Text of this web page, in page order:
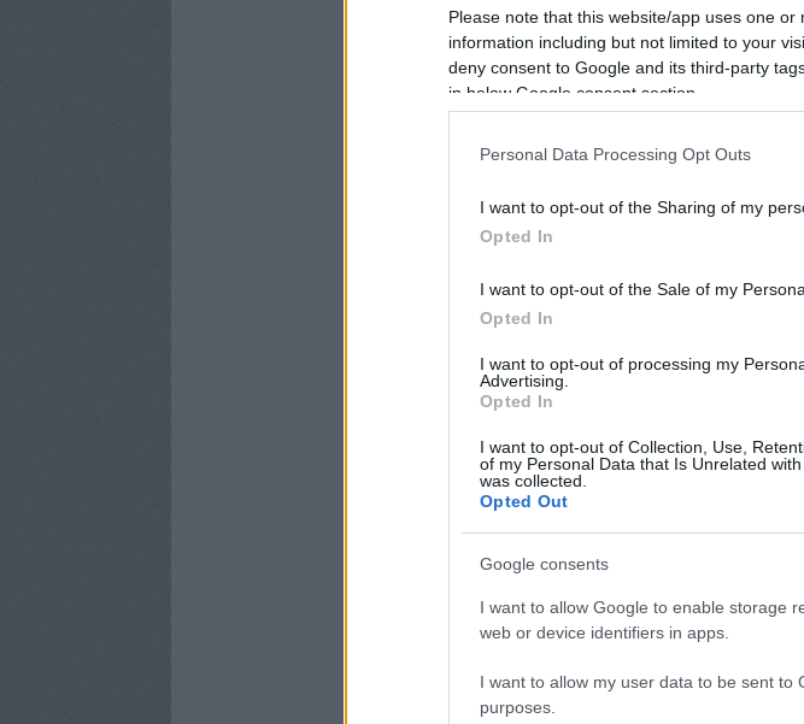
Please note that this website/app uses one
information including but not limited to your
deny consent to Google and its third-party
in below Google consent section.
Personal Data Processing Opt Outs
I want to opt-out of the Sharing of my
Opted In
I want to opt-out of the Sale of my
Opted In
I want to opt-out of processing my
Advertising.
Opted In
I want to opt-out of Collection, Use,
of my Personal Data that Is Unrelated
was collected.
Opted Out
Google consents
I want to allow Google to enable storage
web or device identifiers in apps.
I want to allow my user data to be sent to
purposes.